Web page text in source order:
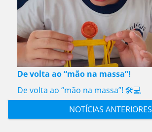
De volta ao “mão na massa”!
De volta ao “mão na massa”! 🛠️💻
NOTÍCIAS ANTERIORES